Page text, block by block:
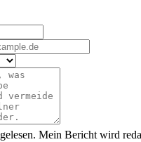
gelesen. Mein Bericht wird